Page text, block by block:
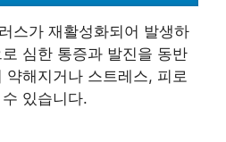
스가 재활성화되어 발생하
심한 통증과 발진을 동반
약해지거나 스트레스, 피로
있습니다.